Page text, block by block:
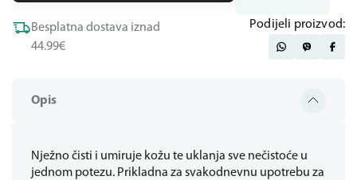
Opis
Nježno čisti i umiruje kožu te uklanja sve nečistoće u
jednom potezu. Prikladna za svakodnevnu upotrebu za
Besplatna dostava iznad
44.99€
Podijeli proizvod: